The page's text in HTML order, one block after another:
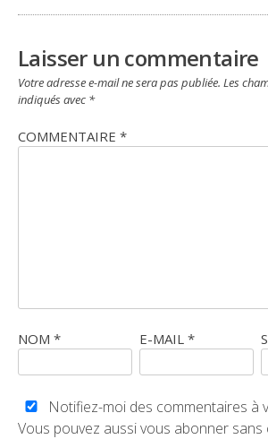
Laisser un commentaire
Votre adresse e-mail ne sera pas publiée. Les
indiqués avec *
COMMENTAIRE *
NOM * E-MAIL *
Notifiez-moi des commentaires à
Vous pouvez aussivous abonner sans